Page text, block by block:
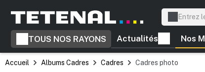
Passer à la navigation principale
TOUS NOS RAYONS Actualités Nos
Accueil Albums Cadres Cadres Cadres photo